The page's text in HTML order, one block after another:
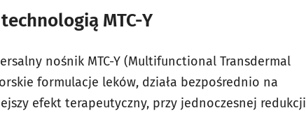
MTC-Y
nośnik MTC-Y (Multifunctional Transdermal
formulacje leków, działa bezpośrednio na
efekt terapeutyczny, przy jednoczesnej redukcji